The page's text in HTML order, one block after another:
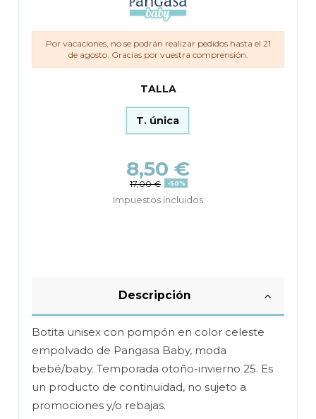
Por vacaciones, no se podrán realizar pedidos hasta el 21
de agosto. Gracias por vuestra comprensión.
TALLA
T. única
8,50 €
17,00 € -50%
Impuestos incluidos
Descripción
Botita unisex con pompón en color celeste
empolvado de Pangasa Baby, moda
bebé/baby. Temporada otoño-invierno 25. Es
un producto de continuidad, no sujeto a
promociones y/o rebajas.